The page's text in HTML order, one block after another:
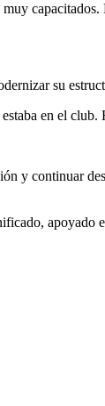
su
en el
y continuar
apoyado